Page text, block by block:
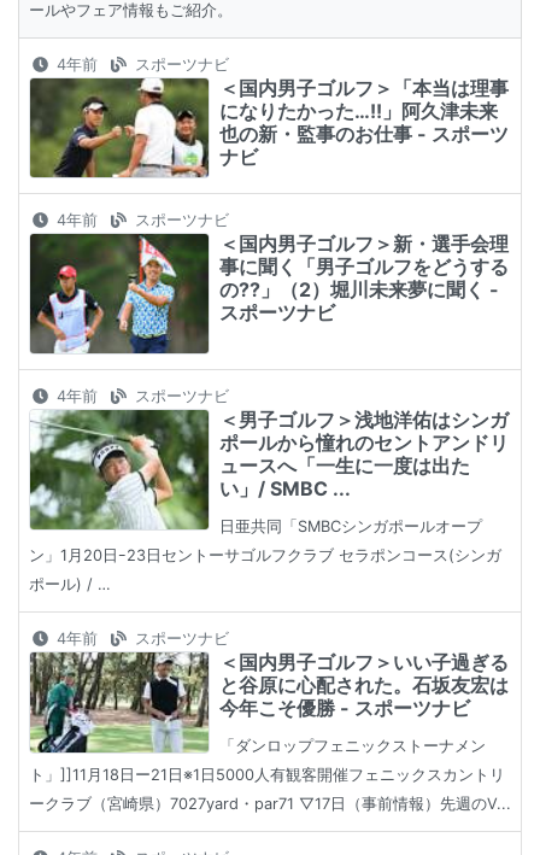
ールやフェア情報もご紹介。
4年前 スポーツナビ
＜国内男子ゴルフ＞「本当は理事
になりたかった…!!」阿久津未来
也の新・監事のお仕事 - スポーツ
ナビ
4年前 スポーツナビ
＜国内男子ゴルフ＞新・選手会理
事に聞く「男子ゴルフをどうする
の??」（2）堀川未来夢に聞く -
スポーツナビ
4年前 スポーツナビ
＜男子ゴルフ＞浅地洋佑はシンガ
ポールから憧れのセントアンドリ
ュースへ「一生に一度は出た
い」/ SMBC ...
日亜共同「SMBCシンガポールオープ
ン」1月20日ｰ23日セントーサゴルフクラブ セラポンコース(シンガ
ポール) / …
4年前 スポーツナビ
＜国内男子ゴルフ＞いい子過ぎる
と谷原に心配された。石坂友宏は
今年こそ優勝 - スポーツナビ
「ダンロップフェニックストーナメン
ト」]]11月18日ー21日※1日5000人有観客開催フェニックスカントリ
ークラブ（宮崎県）7027yard・par71 ▽17日（事前情報）先週のV...